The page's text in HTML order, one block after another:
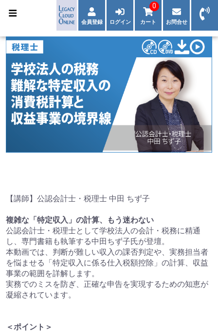
会員登録 ログイン カート
0
お問合せ
【講師】公認会計士・税理士 中田 ちず子
複雑な「特定収入」の計算、もう迷わない
公認会計士・税理士として学校法人の会計・税務に精通
し、専門書籍も執筆する中田ちず子氏が登壇。
本動画では、判断が難しい収入の課否判定や、実務担当者
を悩ませる「特定収入に係る仕入税額控除」の計算、収益
事業の範囲を詳解します。
実務でのミスを防ぎ、正確な申告を実現するための知恵が
凝縮されています。
＜ポイント＞